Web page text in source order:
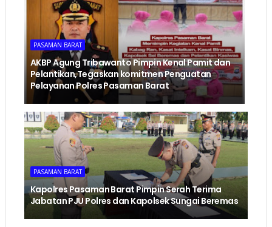
PASAMAN BARAT
AKBP Agung Tribawanto Pimpin Kenal Pamit dan
Pelantikan,Tegaskan komitmen Penguatan
Pelayanan Polres Pasaman Barat
PASAMAN BARAT
Kapolres Pasaman Barat Pimpin Serah Terima
Jabatan PJU Polres dan Kapolsek Sungai Beremas